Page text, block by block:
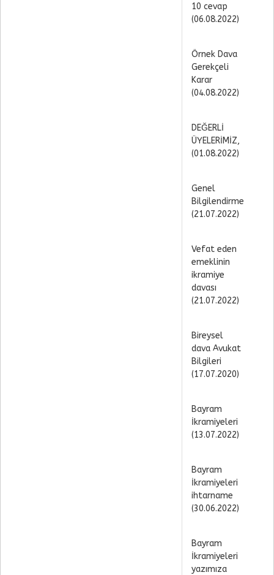
10 cevap
(06.08.2022)
Örnek Dava
Gerekçeli
Karar
(04.08.2022)
DEĞERLİ
ÜYELERİMİZ,
(01.08.2022)
Genel
Bilgilendirme
(21.07.2022)
Vefat eden
emeklinin
ikramiye
davası
(21.07.2022)
Bireysel
dava Avukat
Bilgileri
(17.07.2020)
Bayram
İkramiyeleri
(13.07.2022)
Bayram
İkramiyeleri
ihtarname
(30.06.2022)
Bayram
İkramiyeleri
yazımıza